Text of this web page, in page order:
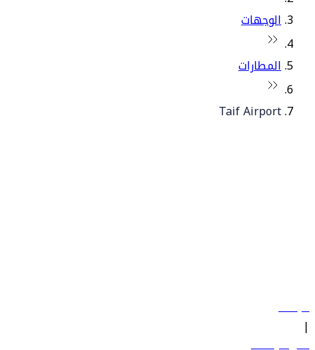
الوجهات
المطارات
Taif Airport
سياساتنا
|
الشروط والأحكام